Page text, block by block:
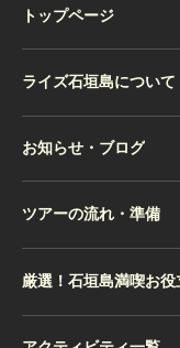
トップページ
ライズ石垣島について
お知らせ・ブログ
ツアーの流れ・準備
厳選！石垣島満喫お